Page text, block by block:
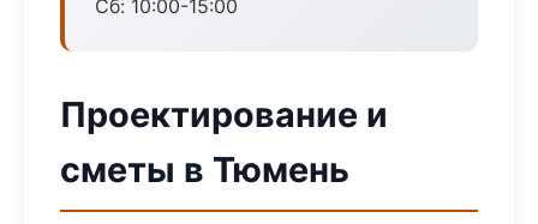
Сб: 10:00-15:00
Проектирование и
сметы в Тюмень